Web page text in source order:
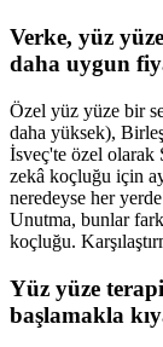
Verke, yüz
daha uygun
Özel yüz yüze bir
daha yüksek),
İsveç'te özel olarak
zekâ koçluğu için
neredeyse her
Unutma, bunlar
koçluğu.
Yüz yüze
başlamakla